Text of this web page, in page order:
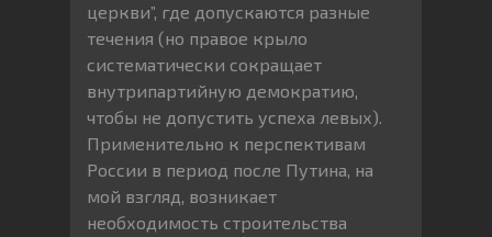
церкви”, где допускаются разные
течения (но правое крыло
систематически сокращает
внутрипартийную демократию,
чтобы не допустить успеха левых).
Применительно к перспективам
России в период после Путина, на
мой взгляд, возникает
необходимость строительства